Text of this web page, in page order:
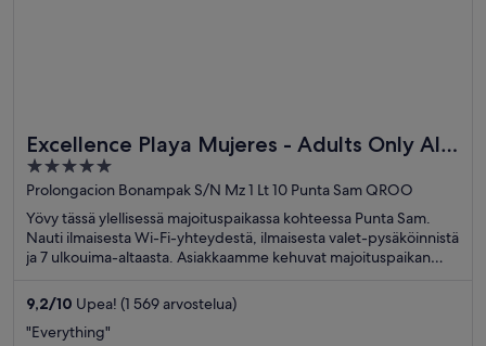
Excellence Playa Mujeres - Adults Only All
Inclusive
5
out
of
5
Prolongacion Bonampak S/N Mz 1 Lt 10 Punta Sam QROO
Yövy tässä ylellisessä majoituspaikassa kohteessa Punta Sam.
Nauti ilmaisesta Wi-Fi-yhteydestä, ilmaisesta valet-pysäköinnistä
ja 7 ulkouima-altaasta. Asiakkaamme kehuvat majoituspaikan
Pohjoinen ranta ja Playa Mujeresin golfkeskus, jotka ovat
suosittuja nähtävyyksiä.
9,2/10 Upea! (1 569 arvostelua)
"Everything"